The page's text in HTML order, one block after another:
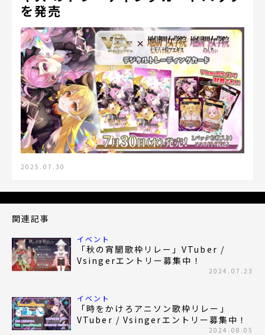
を発売
2025.07.30
関連記事
イベント
「秋の宵闇歌枠リレー」VTuber /
Vsingerエントリー募集中！
2024.07.23
イベント
「時をかけろアニソン歌枠リレー」
VTuber / Vsingerエントリー募集中！
2024.08.05